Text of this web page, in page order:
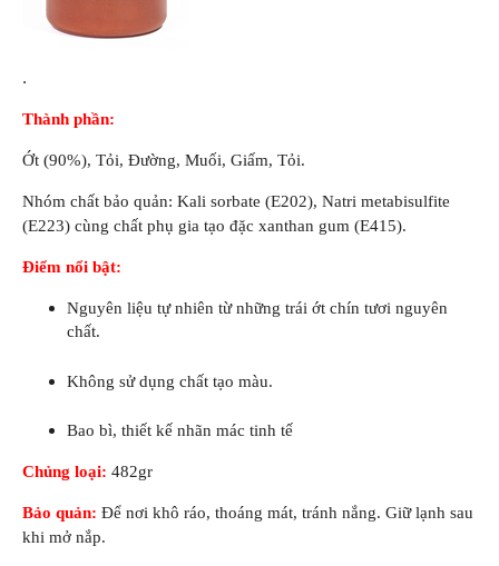
.
Thành phần:
Ớt (90%), Tỏi, Đường, Muối, Giấm, Tỏi.
Nhóm chất bảo quản: Kali sorbate (E202), Natri metabisulfite
(E223) cùng chất phụ gia tạo đặc xanthan gum (E415).
Điểm nổi bật:
Nguyên liệu tự nhiên từ những trái ớt chín tươi nguyên
chất.
Không sử dụng chất tạo màu.
Bao bì, thiết kế nhãn mác tinh tế
Chủng loại: 482gr
Bảo quản: Để nơi khô ráo, thoáng mát, tránh nắng. Giữ lạnh sau
khi mở nắp.